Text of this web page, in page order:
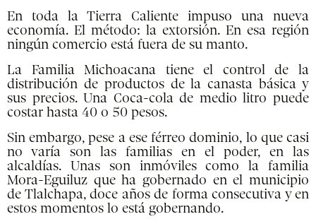
En toda la Tierra Caliente impuso una nueva
economía. El método: la extorsión. En esa región
ningún comercio está fuera de su manto.
La Familia Michoacana tiene el control de la
distribución de productos de la canasta básica y
sus precios. Una Coca-cola de medio litro puede
costar hasta 40 o 50 pesos.
Sin embargo, pese a ese férreo dominio, lo que casi
no varía son las familias en el poder, en las
alcaldías. Unas son inmóviles como la familia
Mora-Eguiluz que ha gobernado en el municipio
de Tlalchapa, doce años de forma consecutiva y en
estos momentos lo está gobernando.